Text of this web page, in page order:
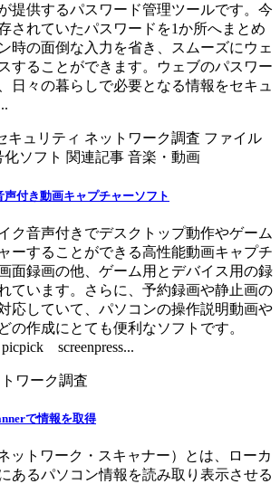
提供するパスワード管理ツールです。今
されていたパスワードを1か所へまとめ
時の面倒な入力を省き、スムーズにウェ
することができます。ウェブのパスワー
日々の暮らしで必要となる情報をセキュ
キュリティ ネットワーク調査 ファイル
化ソフト 関連記事 音楽・動画
声付き動画キャプチャーソフト
ク音声付きでデスクトップ動作やゲーム
ーすることができる高性能動画キャプチ
面録画の他、ゲーム用とデバイス用の録
ています。さらに、予約録画や静止画の
応していて、パソコンの操作説明動画や
の作成にとても便利なソフトです。
screenpress...
ワーク調査
で情報を取得
ットワーク・スキャナー）とは、ローカ
あるパソコン情報を読み取り表示させる